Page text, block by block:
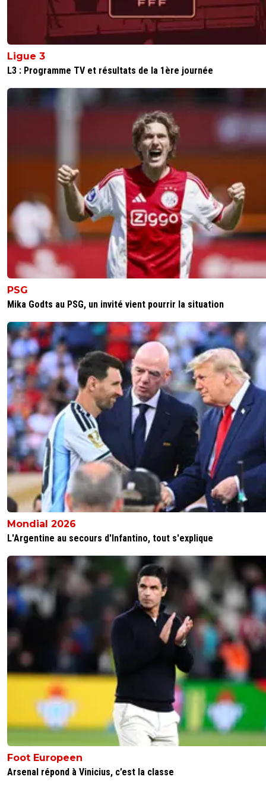
Ligue 3
L3 : Programme TV et résultats de la 1ère journée
PSG
Mika Godts au PSG, un invité vient pourrir la situation
Mondial 2026
L'Argentine au secours d'Infantino, tout s'explique
Foot Europeen
Arsenal répond à Vinicius, c’est la classe